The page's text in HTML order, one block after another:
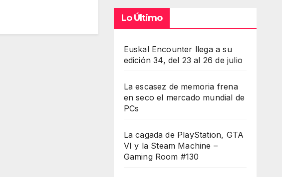
Lo Último
Euskal Encounter llega a su
edición 34, del 23 al 26 de julio
La escasez de memoria frena
en seco el mercado mundial de
PCs
La cagada de PlayStation, GTA
VI y la Steam Machine –
Gaming Room #130